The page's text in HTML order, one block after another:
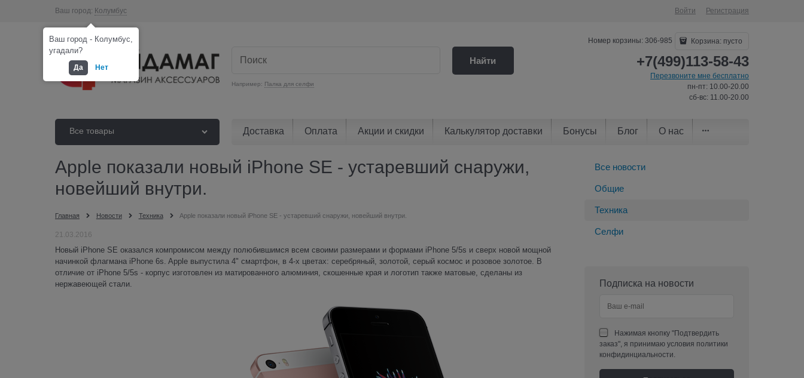
Ваш город: Колумбус Войти Регистрация
Например: Палка для селфи
Найти
Номер корзины: 306-985 Корзина: пусто
+7(499)113-58-43
Перезвоните мне бесплатно
пн-пт: 10.00-20.00
сб-вс: 11.00-20.00
Все товары Доставка Оплата Акции и скидки Калькулятор доставки Бонусы Блог О нас
Apple показали новый iPhone SE - устаревший снаружи,
новейший внутри.
Главная Новости Техника Apple показали новый iPhone SE - устаревший снаружи, новейший внутри.
21.03.2016
Новый iPhone SE оказался компромисом между полюбившимся всем своими размерами и формами iPhone 5/5s и сверх новой мощной
начинкой флагмана iPhone 6s. Apple выпустила 4" смартфон, в 4-х цветах: серебряный, золотой, серый космос и розовое золотое. В
отличие от iPhone 5/5s - корпус изготовлен из матированного алюминия, скошенные края и логотип также матовые, сделаны из
нержавеющей стали.
Все новости
Общие
Техника
Селфи
Подписка на новости
Нажимая кнопку "Подтвердить
заказ", я принимаю условия политики
конфидинциальности.
Ваш город - Колумбус,
угадали?
Да Нет